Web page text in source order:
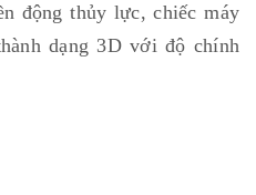
động thủy lực, chiếc máy
dạng 3D với độ chính